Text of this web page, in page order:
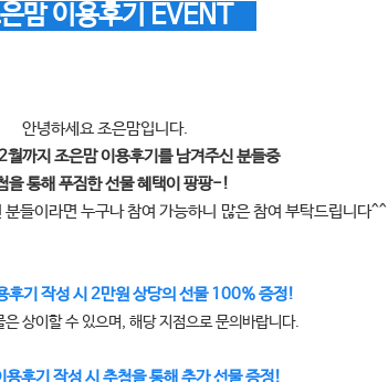
맘 이용후기 EVENT
안녕하세요 조은맘입니다.
월까지 조은맘 이용후기를 남겨주신 분들중
을 통해 푸짐한 선물 혜택이 팡팡-!
들이라면 누구나 참여 가능하니 많은 참여 부탁드립니다^^
후기 작성 시 2만원 상당의 선물 100% 증정!
상이할 수 있으며, 해당 지점으로 문의바랍니다.
용후기 작성 시 추첨을 통해 추가 선물 증정!